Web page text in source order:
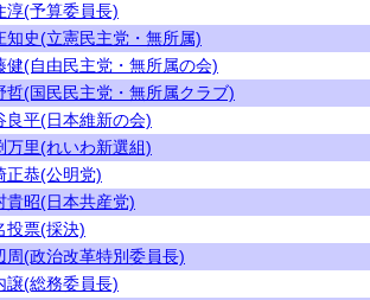
淳(予算委員長)
知史(立憲民主党・無所属)
健(自由民主党・無所属の会)
哲(国民民主党・無所属クラブ)
良平(日本維新の会)
万里(れいわ新選組)
正恭(公明党)
貴昭(日本共産党)
投票(採決)
周(政治改革特別委員長)
譲(総務委員長)